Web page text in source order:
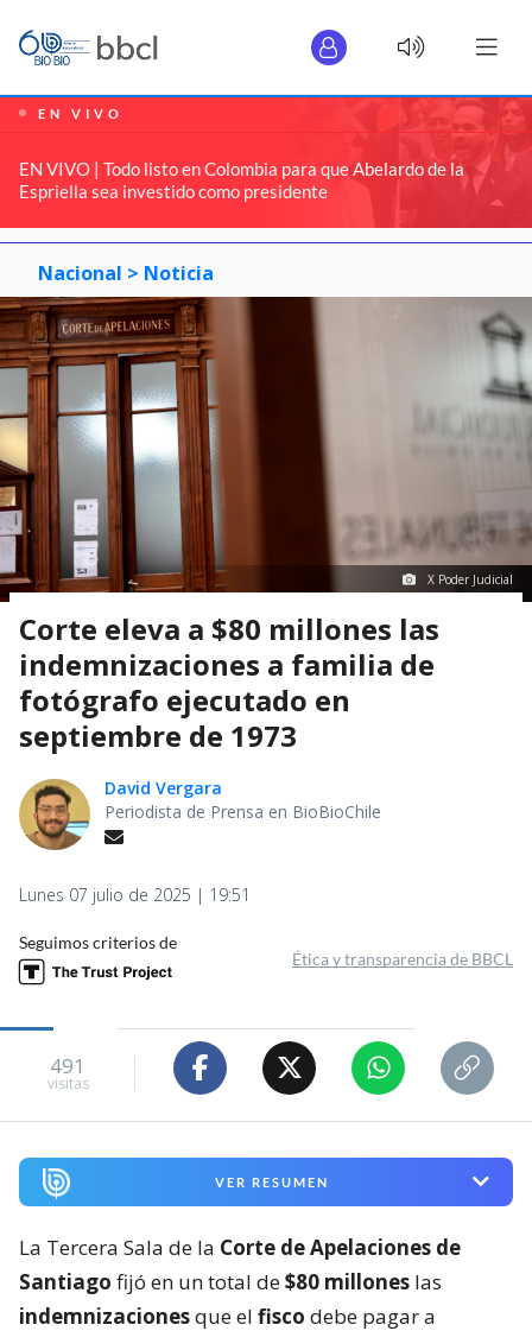
EN VIVO
EN VIVO | Todo listo en Colombia para que Abelardo de la
Espriella sea investido como presidente
Nacional > Noticia
X Poder Judicial
Corte eleva a $80 millones las
indemnizaciones a familia de
fotógrafo ejecutado en
septiembre de 1973
David Vergara
Periodista de Prensa en BioBioChile
Lunes 07 julio de 2025 | 19:51
Seguimos criterios de
Ética y transparencia de BBCL
491
visitas
VER RESUMEN
La Tercera Sala de la Corte de Apelaciones de
Santiago fijó en un total de$80 millones las
indemnizacionesque el fisco debe pagar a